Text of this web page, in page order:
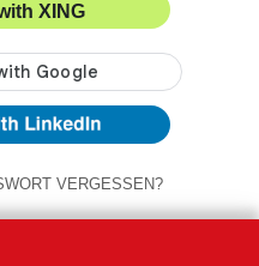
XING
VERGESSEN?